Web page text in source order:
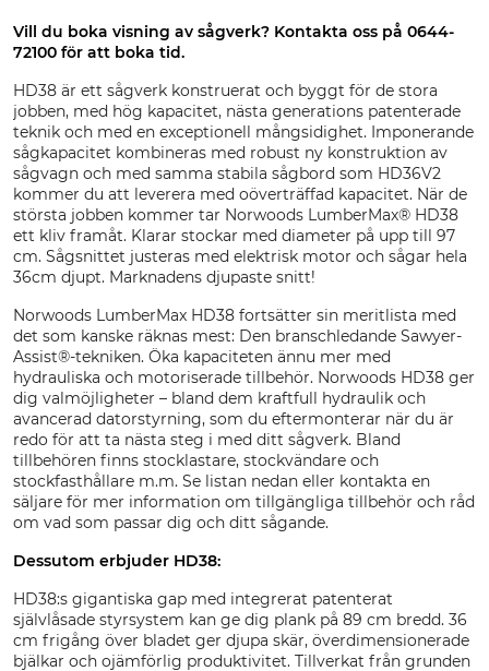
Vill du boka visning av sågverk? Kontakta oss på 0644-
72100 för att boka tid.
HD38 är ett sågverk konstruerat och byggt för de stora
jobben, med hög kapacitet, nästa generations patenterade
teknik och med en exceptionell mångsidighet. Imponerande
sågkapacitet kombineras med robust ny konstruktion av
sågvagn och med samma stabila sågbord som HD36V2
kommer du att leverera med oöverträffad kapacitet. När de
största jobben kommer tar Norwoods LumberMax® HD38
ett kliv framåt. Klarar stockar med diameter på upp till 97
cm. Sågsnittet justeras med elektrisk motor och sågar hela
36cm djupt. Marknadens djupaste snitt!
Norwoods LumberMax HD38 fortsätter sin meritlista med
det som kanske räknas mest: Den branschledande Sawyer-
Assist®-tekniken. Öka kapaciteten ännu mer med
hydrauliska och motoriserade tillbehör. Norwoods HD38 ger
dig valmöjligheter – bland dem kraftfull hydraulik och
avancerad datorstyrning, som du eftermonterar när du är
redo för att ta nästa steg i med ditt sågverk. Bland
tillbehören finns stocklastare, stockvändare och
stockfasthållare m.m. Se listan nedan eller kontakta en
säljare för mer information om tillgängliga tillbehör och råd
om vad som passar dig och ditt sågande.
Dessutom erbjuder HD38:
HD38:s gigantiska gap med integrerat patenterat
självlåsade styrsystem kan ge dig plank på 89 cm bredd. 36
cm frigång över bladet ger djupa skär, överdimensionerade
bjälkar och ojämförlig produktivitet. Tillverkat från grunden